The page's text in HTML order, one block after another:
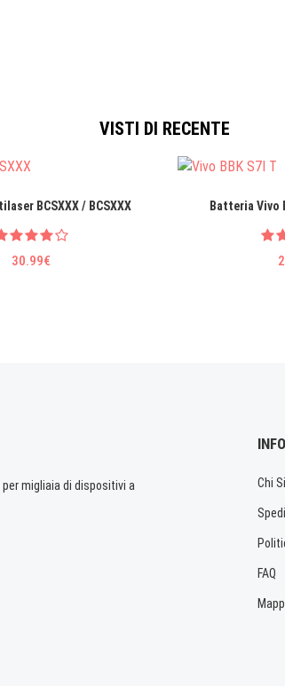
VISTI DI RECENTE
BCSXXX / BCSXXX
30.99€
Batteria Vivo
migliaia di dispositivi a
Chi
FAQ